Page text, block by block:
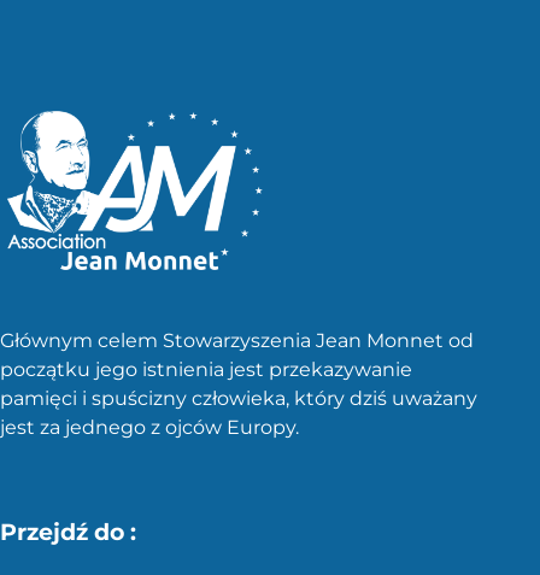
Głównym celem Stowarzyszenia Jean Monnet od
początku jego istnienia jest przekazywanie
pamięci i spuścizny człowieka, który dziś uważany
jest za jednego z ojców Europy.
Przejdź do :